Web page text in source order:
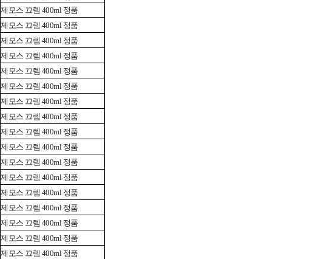
제모스 끄렘 400ml 정품
제모스 끄렘 400ml 정품
제모스 끄렘 400ml 정품
제모스 끄렘 400ml 정품
제모스 끄렘 400ml 정품
제모스 끄렘 400ml 정품
제모스 끄렘 400ml 정품
제모스 끄렘 400ml 정품
제모스 끄렘 400ml 정품
제모스 끄렘 400ml 정품
제모스 끄렘 400ml 정품
제모스 끄렘 400ml 정품
제모스 끄렘 400ml 정품
제모스 끄렘 400ml 정품
제모스 끄렘 400ml 정품
제모스 끄렘 400ml 정품
제모스 끄렘 400ml 정품